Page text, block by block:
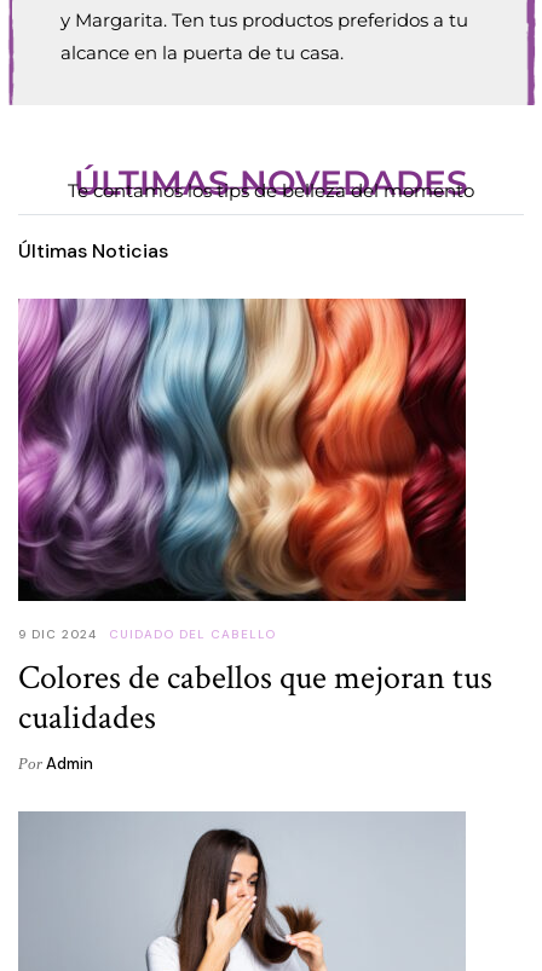
y Margarita. Ten tus productos preferidos a tu
alcance en la puerta de tu casa.
ÚLTIMAS NOVEDADES
Te contamos los tips de belleza del momento
Últimas Noticias
9 DIC 2024 CUIDADO DEL CABELLO
Colores de cabellos que mejoran tus
cualidades
Por Admin